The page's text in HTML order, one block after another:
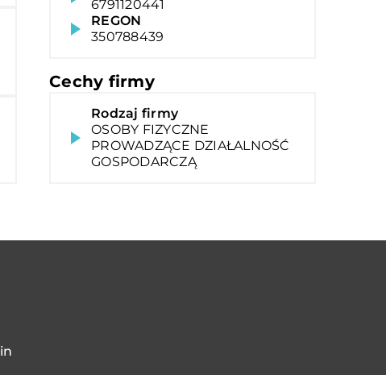
6791120441
REGON
350788439
Cechy firmy
Rodzaj firmy
OSOBY FIZYCZNE
PROWADZĄCE DZIAŁALNOŚĆ
GOSPODARCZĄ